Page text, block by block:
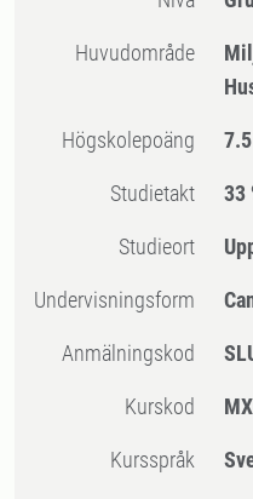
Huvudområde
högskolepoäng
Studietakt 33
Studieort
Undervisningsform
Anmälningskod
Kurskod
Kursspråk